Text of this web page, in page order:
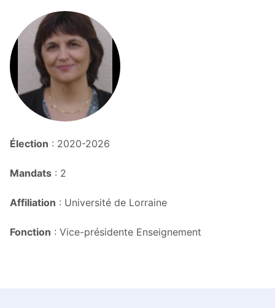
Élection : 2020-2026
Mandats : 2
Affiliation : Université de Lorraine
Fonction : Vice-présidente Enseignement